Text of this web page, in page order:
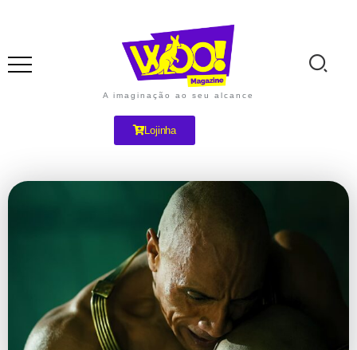
A imaginação ao seu alcance
Lojinha